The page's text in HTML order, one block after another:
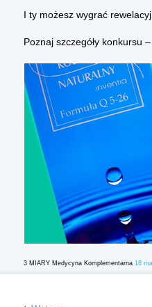
I ty możesz wygrać
Poznaj szczegóły konkursu
3 MIARY Medycyna Komplementarna 18